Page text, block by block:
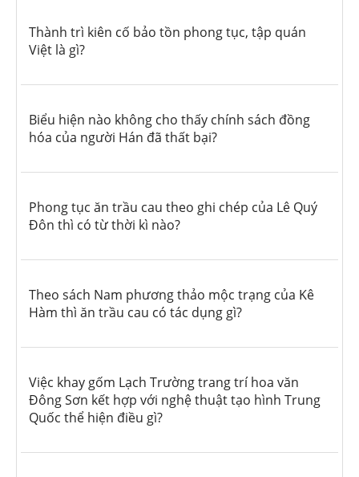
Thành trì kiên cố bảo tồn phong tục, tập quán
Việt là gì?
Biểu hiện nào không cho thấy chính sách đồng
hóa của người Hán đã thất bại?
Phong tục ăn trầu cau theo ghi chép của Lê Quý
Đôn thì có từ thời kì nào?
Theo sách Nam phương thảo mộc trạng của Kê
Hàm thì ăn trầu cau có tác dụng gì?
Việc khay gốm Lạch Trường trang trí hoa văn
Đông Sơn kết hợp với nghệ thuật tạo hình Trung
Quốc thể hiện điều gì?